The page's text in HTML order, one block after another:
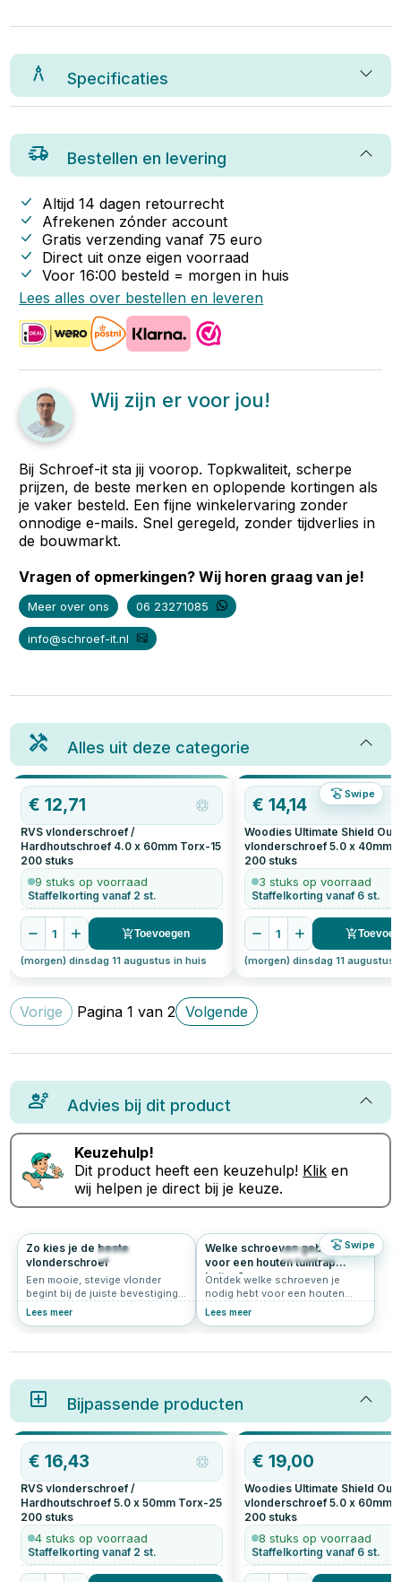
Specificaties
Bestellen en levering
Altijd 14 dagen retourrecht
Afrekenen zónder account
Gratis verzending vanaf 75 euro
Direct uit onze eigen voorraad
Voor 16:00 besteld = morgen in huis
Lees alles over bestellen en leveren
Wij zijn er voor jou!
Bij Schroef-it sta jij voorop. Topkwaliteit, scherpe
prijzen, de beste merken en oplopende kortingen als
je vaker besteld. Een fijne winkelervaring zonder
onnodige e-mails. Snel geregeld, zonder tijdverlies in
de bouwmarkt.
Vragen of opmerkingen? Wij horen graag van je!
Meer over ons 06 23271085
info@schroef-it.nl
Alles uit deze categorie
Swipe
€12,71
RVS vlonderschroef /
Hardhoutschroef 4.0 x 60mm Torx-15
200 stuks
9 stuks op voorraad
Staffelkorting vanaf 2 st.
1 Toevoegen
(morgen) dinsdag 11 augustus in huis
€14,14
Woodies Ultimate Shield
vlonderschroef 5.0 x 40mm
200 stuks
3 stuks op voorraad
Staffelkorting vanaf 6 st.
1
(morgen) dinsdag 11 augustus
Vorige Pagina1 van2 Volgende
Advies bij dit product
Keuzehulp!
Dit product heeft een keuzehulp! Klik en
wij helpen je direct bij je keuze.
Swipe
206
Zo kies je de beste
vlonderschroef
Een mooie, stevige vlonder
begint bij de juiste bevestiging.
De juiste vlonderschroef
Lees meer
46 0.0
Welke schroeven gebruik je
voor een houten tuintrap
buiten?
Ontdek welke schroeven je
nodig hebt voor een houten
tuintrap buiten. RVS en
Lees meer
Bijpassende producten
€16,43
RVS vlonderschroef /
Hardhoutschroef 5.0 x 50mm Torx-25
200 stuks
4 stuks op voorraad
Staffelkorting vanaf 2 st.
€19,00
Woodies Ultimate Shield
vlonderschroef 5.0 x 60mm
200 stuks
8 stuks op voorraad
Staffelkorting vanaf 6 st.